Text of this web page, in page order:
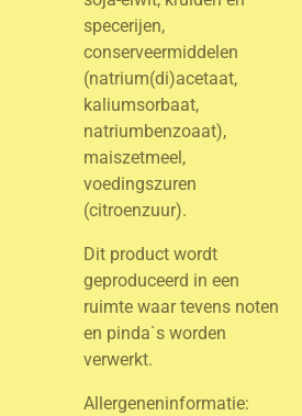
specerijen,
conserveermiddelen
(natrium(di)acetaat,
kaliumsorbaat,
natriumbenzoaat),
maiszetmeel,
voedingszuren
(citroenzuur).
Dit product wordt
geproduceerd in een
ruimte waar tevens noten
en pinda`s worden
verwerkt.
Allergeneninformatie: